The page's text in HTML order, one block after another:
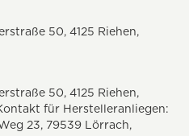
50, 4125 Riehen,
50, 4125 Riehen,
für Herstelleranliegen:
23, 79539 Lörrach,